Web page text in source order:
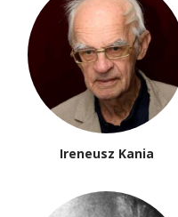
Ireneusz Kania